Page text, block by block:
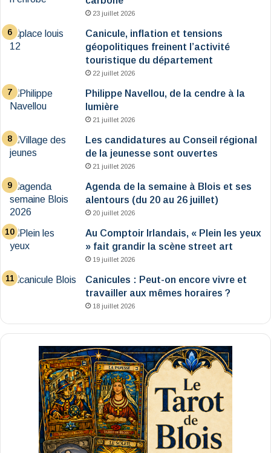
23 juillet 2026
Canicule, inflation et tensions
géopolitiques freinent l’activité
touristique du département
22 juillet 2026
Philippe Navellou, de la cendre à la
lumière
21 juillet 2026
Les candidatures au Conseil régional
de la jeunesse sont ouvertes
21 juillet 2026
Agenda de la semaine à Blois et ses
alentours (du 20 au 26 juillet)
20 juillet 2026
Au Comptoir Irlandais, « Plein les yeux
» fait grandir la scène street art
19 juillet 2026
Canicules : Peut-on encore vivre et
travailler aux mêmes horaires ?
18 juillet 2026